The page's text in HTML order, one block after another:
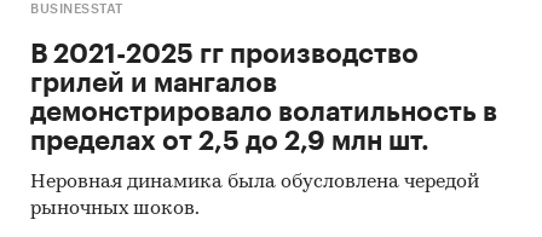
BUSINESSTAT
В 2021-2025 гг производство
грилей и мангалов
демонстрировало волатильность в
пределах от 2,5 до 2,9 млн шт.
Неровная динамика была обусловлена чередой
рыночных шоков.